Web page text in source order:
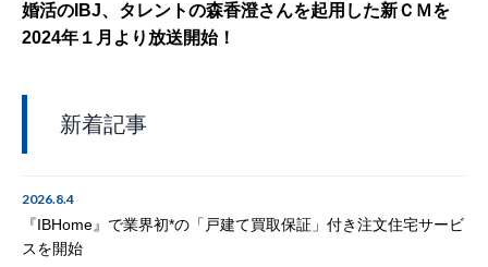
婚活のIBJ、タレントの森香澄さんを起用した新ＣＭを
2024年１月より放送開始！
新着記事
2026.8.4
『IBHome』で業界初*の「戸建て買取保証」付き注文住宅サービ
スを開始